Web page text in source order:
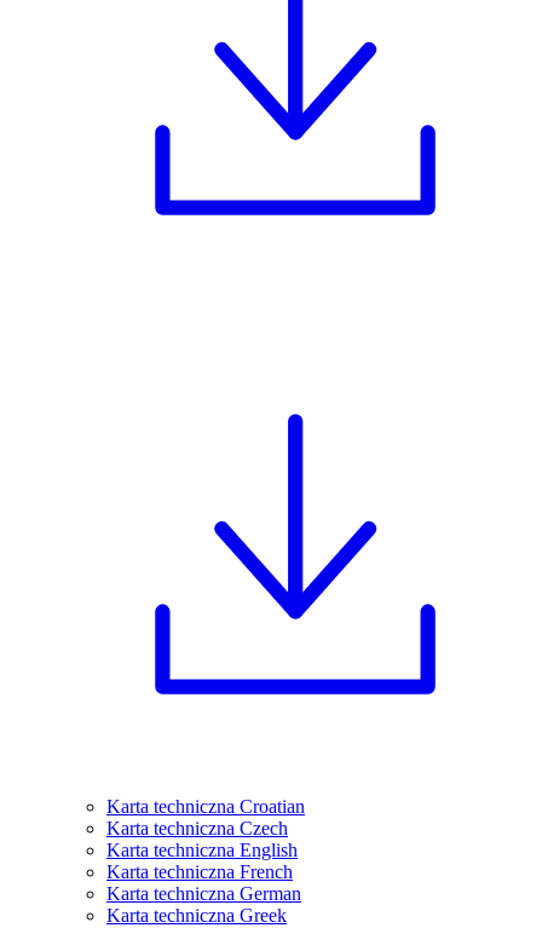
Karta techniczna Croatian
Karta techniczna Czech
Karta techniczna English
Karta techniczna French
Karta techniczna German
Karta techniczna Greek